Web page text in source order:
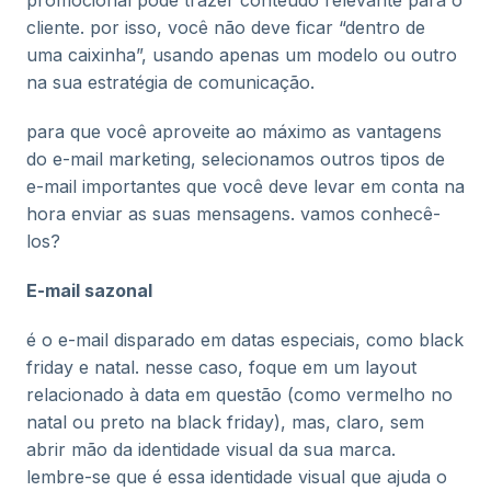
cliente. por isso, você não deve ficar “dentro de
uma caixinha”, usando apenas um modelo ou outro
na sua estratégia de comunicação.
para que você aproveite ao máximo as vantagens
do e-mail marketing, selecionamos outros tipos de
e-mail importantes que você deve levar em conta na
hora enviar as suas mensagens. vamos conhecê-
los?
E-mail sazonal
é o e-mail disparado em datas especiais, como black
friday e natal. nesse caso, foque em um layout
relacionado à data em questão (como vermelho no
natal ou preto na black friday), mas, claro, sem
abrir mão da identidade visual da sua marca.
lembre-se que é essa identidade visual que ajuda o